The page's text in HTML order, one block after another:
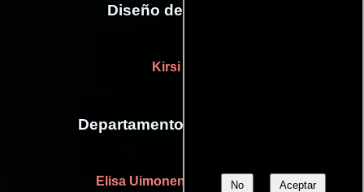
No Aceptar
Diseño de vestuario
Kirsi Gum
Departamento de maquillaje
Elisa Uimonen (Maquilladora)